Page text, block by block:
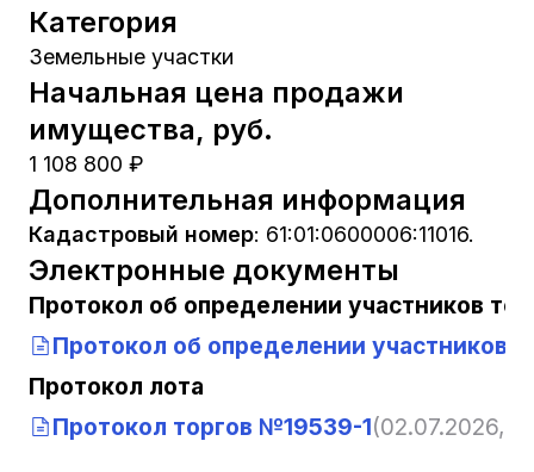
Категория
Земельные участки
Начальная цена продажи
имущества, руб.
1 108 800 ₽
Дополнительная информация
Кадастровый номер: 61:01:0600006:11016.
Электронные документы
Протокол об определении участников
Протокол об определении участников
Протокол лота
Протокол торгов №19539-1(02.07.2026,